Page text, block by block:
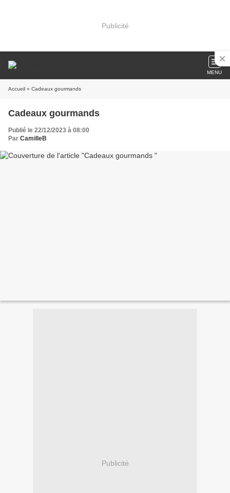
Publicité
MENU
Accueil » Cadeaux gourmands
Cadeaux gourmands
Publié le 22/12/2023 à 08:00
Par CamilleB
Publicité